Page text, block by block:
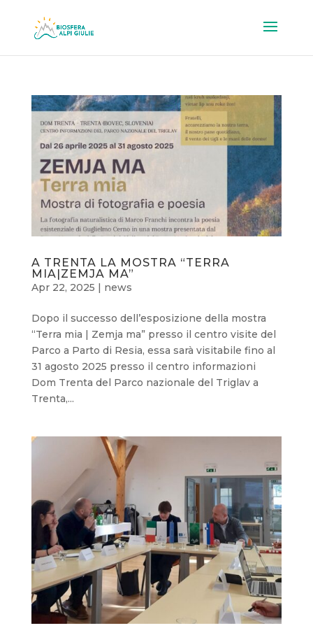
A TRENTA LA MOSTRA “TERRA
MIA|ZEMJA MA”
Apr 22, 2025 | news
Dopo il successo dell’esposizione della mostra
“Terra mia | Zemja ma” presso il centro visite del
Parco a Parto di Resia, essa sarà visitabile fino al
31 agosto 2025 presso il centro informazioni
Dom Trenta del Parco nazionale del Triglav a
Trenta,...